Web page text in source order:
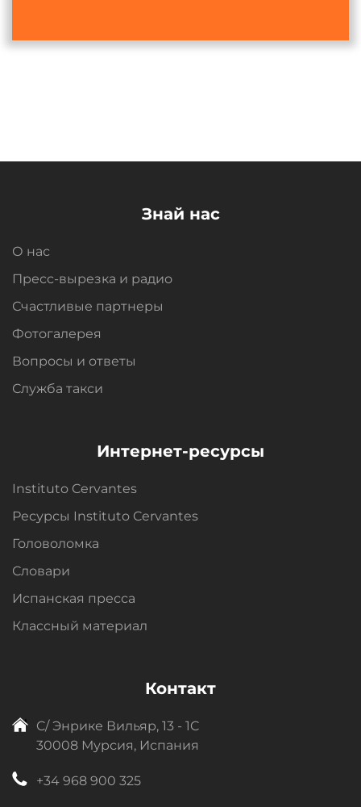
Знай нас
О нас
Пресс-вырезка и радио
Счастливые партнеры
Фотогалерея
Вопросы и oтветы
Служба такси
Интернет-ресурсы
Instituto Cervantes
Ресурсы Instituto Cervantes
Головоломка
Словари
Испанская пресса
Классный материал
Контакт
C/ Энрике Вильяр, 13 - 1C
30008 Мурсия, Испания
+34 968 900 325